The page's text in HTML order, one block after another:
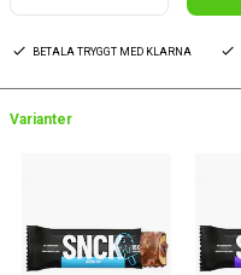
BETALA TRYGGT MED KLARNA
Varianter